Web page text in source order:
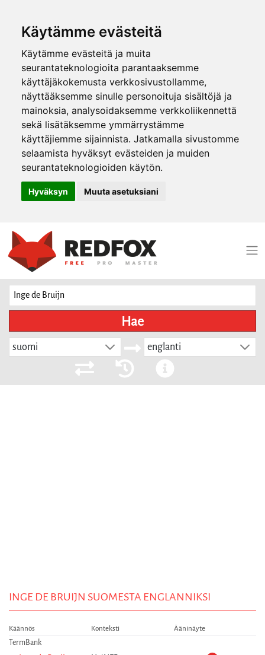
Käytämme evästeitä
Käytämme evästeitä ja muita
seurantateknologioita parantaaksemme
käyttäjäkokemusta verkkosivustollamme,
näyttääksemme sinulle personoituja sisältöjä ja
mainoksia, analysoidaksemme verkkoliikennettä
sekä lisätäksemme ymmärrystämme
käyttäjiemme sijainnista. Jatkamalla sivustomme
selaamista hyväksyt evästeiden ja muiden
seurantateknologioiden käytön.
Hyväksyn Muuta asetuksiani
Hae
suomi englanti
INGE DE BRUIJN SUOMESTA ENGLANNIKSI
Käännös Konteksti Ääninäyte
TermBank